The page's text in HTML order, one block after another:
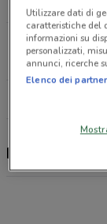
Via
22.6 km
BNL, offerte e
Utilizzare dati di
caratteristiche del
informazioni su
personalizzati,
annunci, ricerche
Elenco dei partner